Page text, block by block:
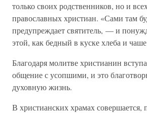
только своих родственников, но и
православных христиан. «Сами там
предупреждает святитель, — и
этой, как бедный в куске хлеба и
Благодаря молитве христианин
общение с усопшими, и это
духовную жизнь.
В христианских храмах